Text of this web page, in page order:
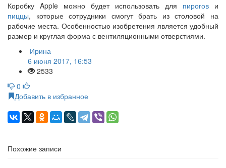
Коробку Apple можно будет использовать для пирогов и
пиццы, которые сотрудники смогут брать из столовой на
рабочие места. Особенностью изобретения является удобный
размер и круглая форма с вентиляционными отверстиями.
Ирина
6 июня 2017, 16:53
2533
0
Добавить в избранное
Похожие записи